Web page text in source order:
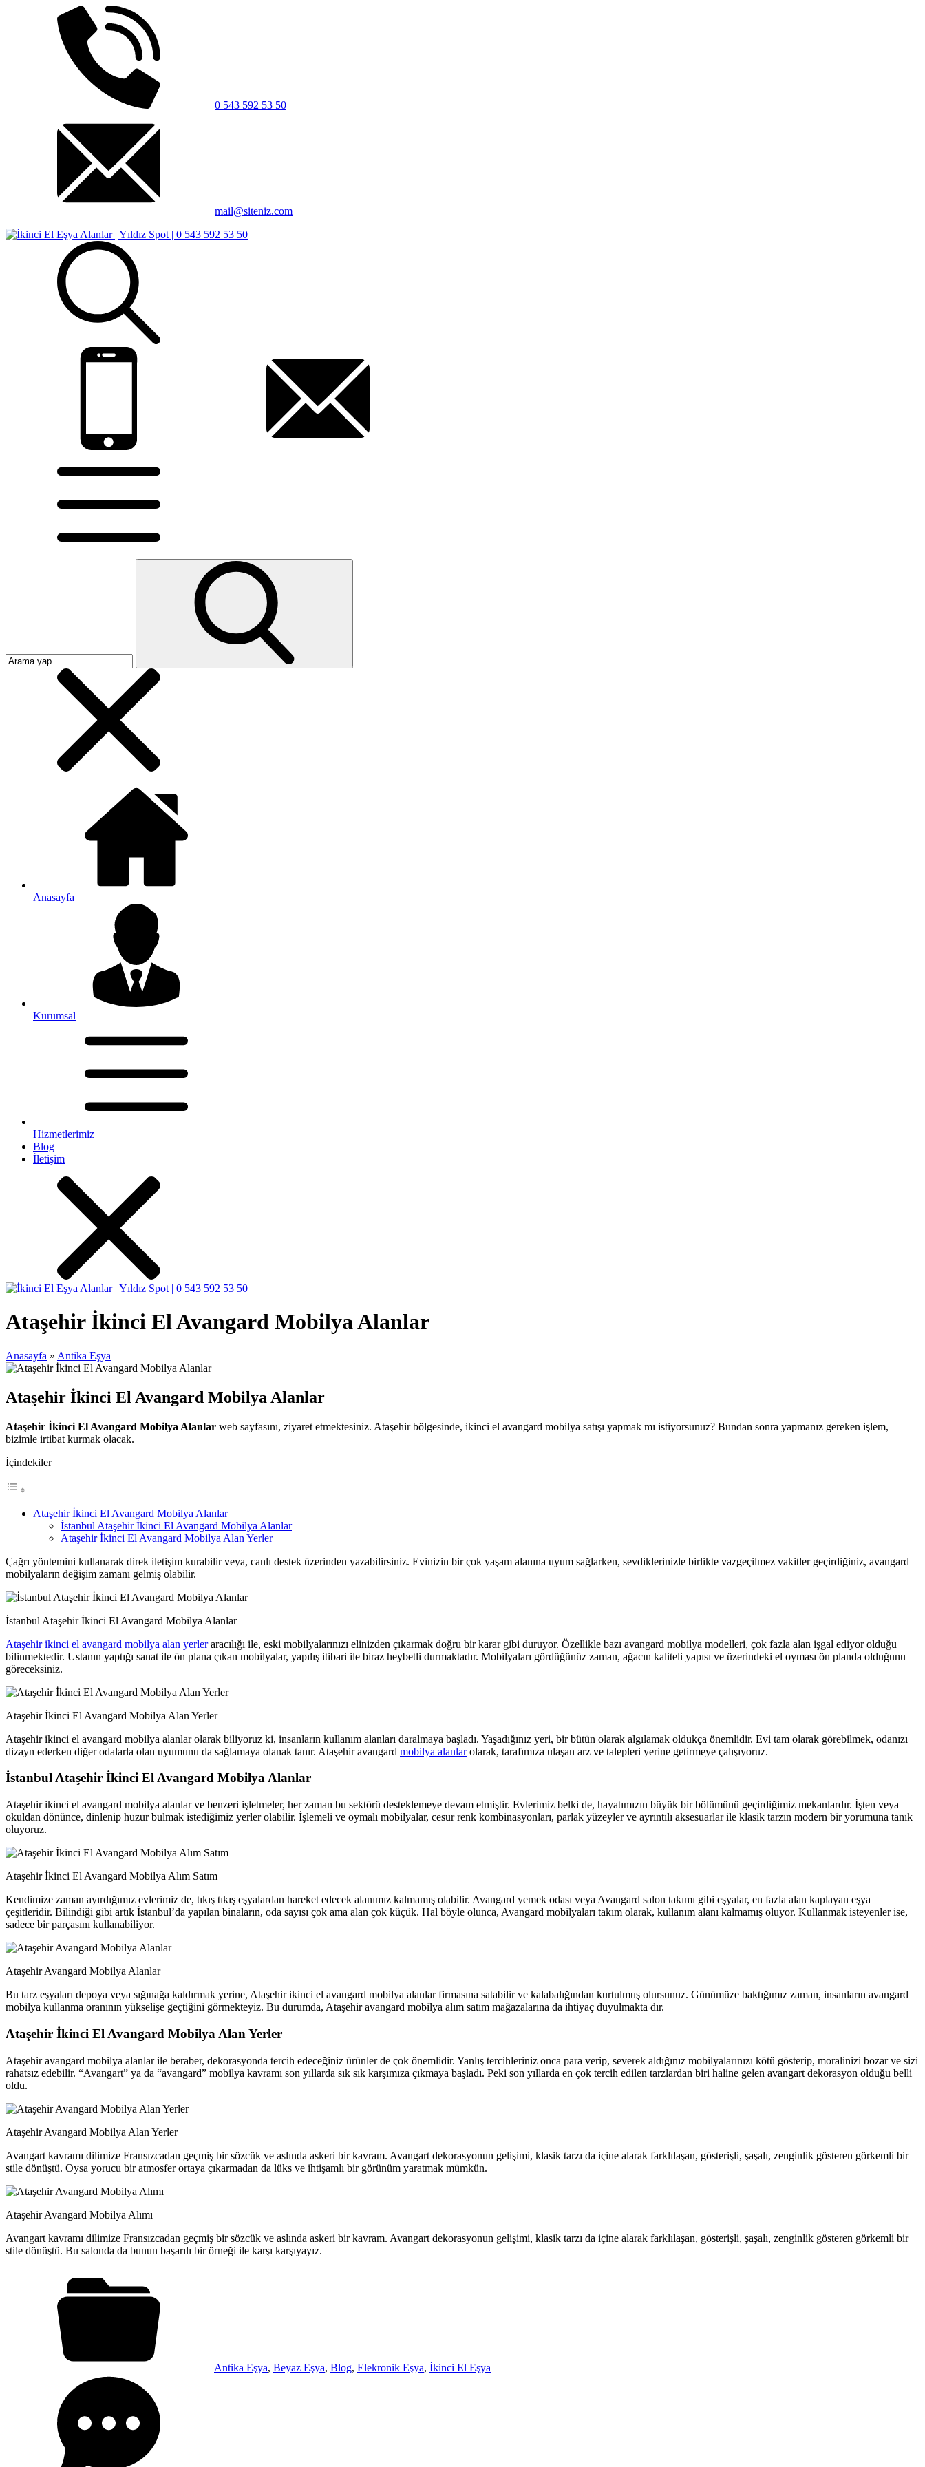
0 543 592 53 50
mail@siteniz.com
Anasayfa
Kurumsal
Hizmetlerimiz
Blog
İletişim
Ataşehir İkinci El Avangard Mobilya Alanlar
Anasayfa » Antika Eşya
Ataşehir İkinci El Avangard Mobilya Alanlar
Ataşehir İkinci El Avangard Mobilya Alanlar web sayfasını, ziyaret etmektesiniz. Ataşehir bölgesinde, ikinci el avangard mobilya satışı yapmak mı istiyorsunuz? Bundan sonra yapmanız gereken işlem,
bizimle irtibat kurmak olacak.
İçindekiler
Ataşehir İkinci El Avangard Mobilya Alanlar
İstanbul Ataşehir İkinci El Avangard Mobilya Alanlar
Ataşehir İkinci El Avangard Mobilya Alan Yerler
Çağrı yöntemini kullanarak direk iletişim kurabilir veya, canlı destek üzerinden yazabilirsiniz. Evinizin bir çok yaşam alanına uyum sağlarken, sevdiklerinizle birlikte vazgeçilmez vakitler geçirdiğiniz, avangard
mobilyaların değişim zamanı gelmiş olabilir.
İstanbul Ataşehir İkinci El Avangard Mobilya Alanlar
Ataşehir ikinci el avangard mobilya alan yerleraracılığı ile, eski mobilyalarınızı elinizden çıkarmak doğru bir karar gibi duruyor. Özellikle bazı avangard mobilya modelleri, çok fazla alan işgal ediyor olduğu
bilinmektedir. Ustanın yaptığı sanat ile ön plana çıkan mobilyalar, yapılış itibari ile biraz heybetli durmaktadır. Mobilyaları gördüğünüz zaman, ağacın kaliteli yapısı ve üzerindeki el oyması ön planda olduğunu
göreceksiniz.
Ataşehir İkinci El Avangard Mobilya Alan Yerler
Ataşehir ikinci el avangard mobilya alanlar olarak biliyoruz ki, insanların kullanım alanları daralmaya başladı. Yaşadığınız yeri, bir bütün olarak algılamak oldukça önemlidir. Evi tam olarak görebilmek, odanızı
dizayn ederken diğer odalarla olan uyumunu da sağlamaya olanak tanır. Ataşehir avangard mobilya alanlarolarak, tarafımıza ulaşan arz ve talepleri yerine getirmeye çalışıyoruz.
İstanbul Ataşehir İkinci El Avangard Mobilya Alanlar
Ataşehir ikinci el avangard mobilya alanlar ve benzeri işletmeler, her zaman bu sektörü desteklemeye devam etmiştir. Evlerimiz belki de, hayatımızın büyük bir bölümünü geçirdiğimiz mekanlardır. İşten veya
okuldan dönünce, dinlenip huzur bulmak istediğimiz yerler olabilir. İşlemeli ve oymalı mobilyalar, cesur renk kombinasyonları, parlak yüzeyler ve ayrıntılı aksesuarlar ile klasik tarzın modern bir yorumuna tanık
oluyoruz.
Ataşehir İkinci El Avangard Mobilya Alım Satım
Kendimize zaman ayırdığımız evlerimiz de, tıkış tıkış eşyalardan hareket edecek alanımız kalmamış olabilir. Avangard yemek odası veya Avangard salon takımı gibi eşyalar, en fazla alan kaplayan eşya
çeşitleridir. Bilindiği gibi artık İstanbul’da yapılan binaların, oda sayısı çok ama alan çok küçük. Hal böyle olunca, Avangard mobilyaları takım olarak, kullanım alanı kalmamış oluyor. Kullanmak isteyenler ise,
sadece bir parçasını kullanabiliyor.
Ataşehir Avangard Mobilya Alanlar
Bu tarz eşyaları depoya veya sığınağa kaldırmak yerine, Ataşehir ikinci el avangard mobilya alanlar firmasına satabilir ve kalabalığından kurtulmuş olursunuz. Günümüze baktığımız zaman, insanların avangard
mobilya kullanma oranının yükselişe geçtiğini görmekteyiz. Bu durumda, Ataşehir avangard mobilya alım satım mağazalarına da ihtiyaç duyulmakta dır.
Ataşehir İkinci El Avangard Mobilya Alan Yerler
Ataşehir avangard mobilya alanlar ile beraber, dekorasyonda tercih edeceğiniz ürünler de çok önemlidir. Yanlış tercihleriniz onca para verip, severek aldığınız mobilyalarınızı kötü gösterip, moralinizi bozar ve sizi
rahatsız edebilir. “Avangart” ya da “avangard” mobilya kavramı son yıllarda sık sık karşımıza çıkmaya başladı. Peki son yıllarda en çok tercih edilen tarzlardan biri haline gelen avangart dekorasyon olduğu belli
oldu.
Ataşehir Avangard Mobilya Alan Yerler
Avangart kavramı dilimize Fransızcadan geçmiş bir sözcük ve aslında askeri bir kavram. Avangart dekorasyonun gelişimi, klasik tarzı da içine alarak farklılaşan, gösterişli, şaşalı, zenginlik gösteren görkemli bir
stile dönüştü. Oysa yorucu bir atmosfer ortaya çıkarmadan da lüks ve ihtişamlı bir görünüm yaratmak mümkün.
Ataşehir Avangard Mobilya Alımı
Avangart kavramı dilimize Fransızcadan geçmiş bir sözcük ve aslında askeri bir kavram. Avangart dekorasyonun gelişimi, klasik tarzı da içine alarak farklılaşan, gösterişli, şaşalı, zenginlik gösteren görkemli bir
stile dönüştü. Bu salonda da bunun başarılı bir örneği ile karşı karşıyayız.
Antika Eşya, Beyaz Eşya, Blog, Elekronik Eşya, İkinci El Eşya